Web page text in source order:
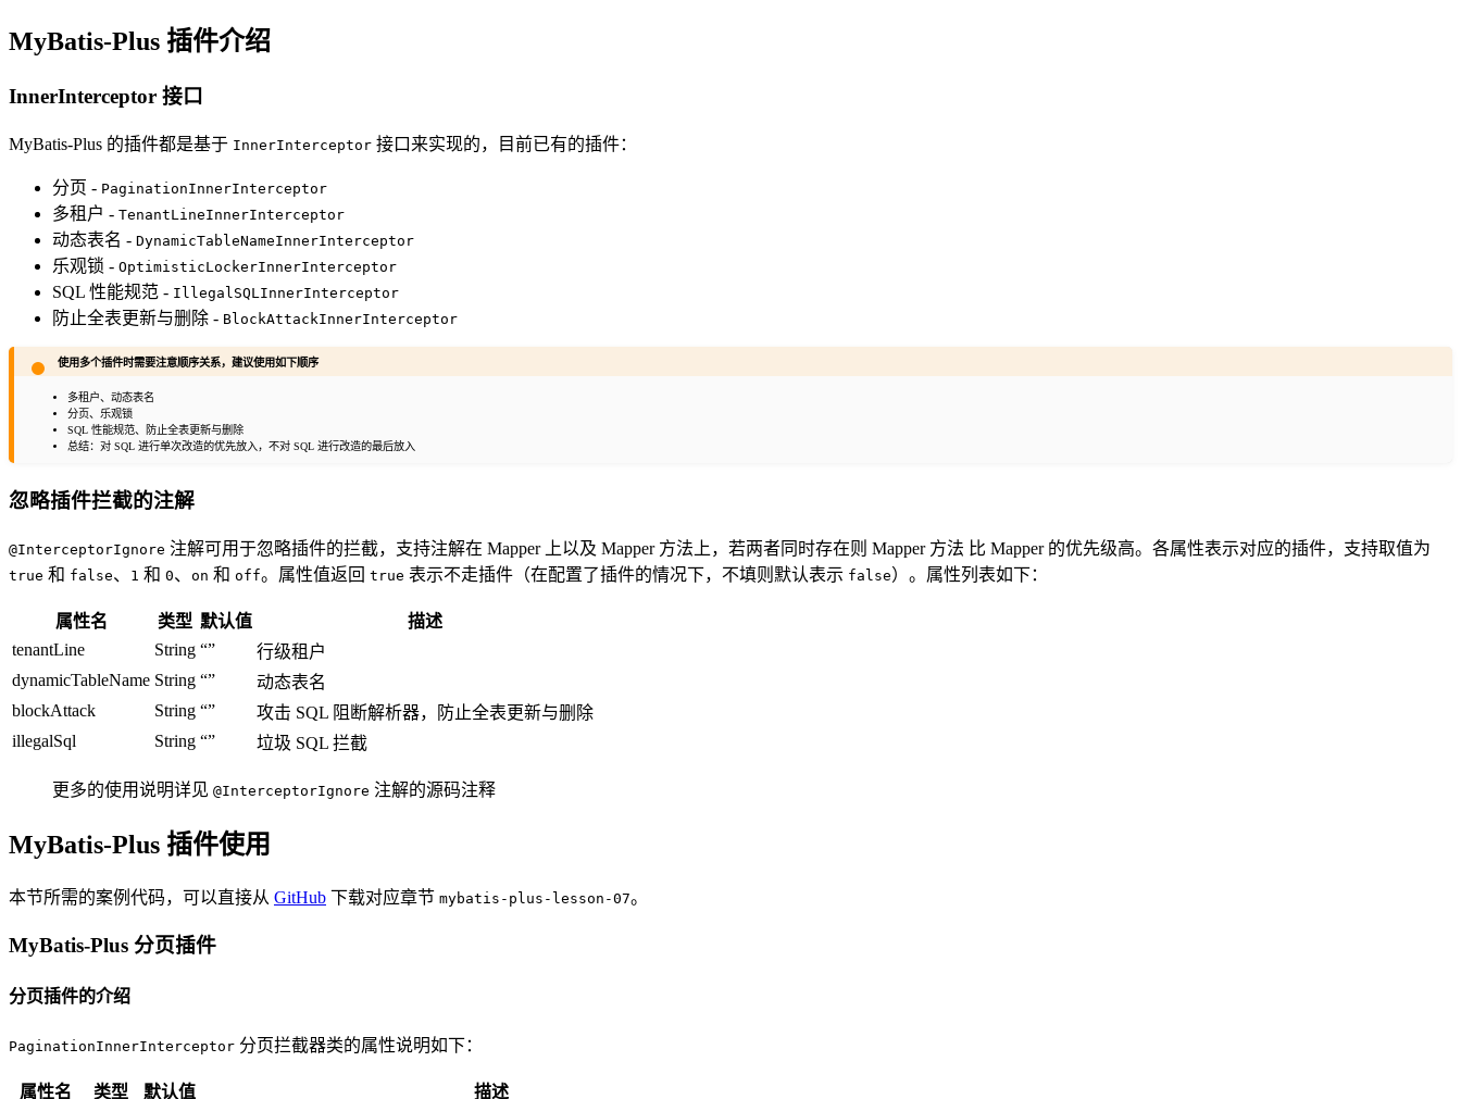
MyBatis-Plus 插件介绍
InnerInterceptor 接口
MyBatis-Plus 的插件都是基于 InnerInterceptor 接口来实现的，目前已有的插件：
分页 - PaginationInnerInterceptor
多租户 - TenantLineInnerInterceptor
动态表名 - DynamicTableNameInnerInterceptor
乐观锁 - OptimisticLockerInnerInterceptor
SQL 性能规范 - IllegalSQLInnerInterceptor
防止全表更新与删除 - BlockAttackInnerInterceptor
使用多个插件时需要注意顺序关系，建议使用如下顺序
多租户、动态表名
分页、乐观锁
SQL 性能规范、防止全表更新与删除
总结：对 SQL 进行单次改造的优先放入，不对 SQL 进行改造的最后放入
忽略插件拦截的注解
@InterceptorIgnore 注解可用于忽略插件的拦截，支持注解在 Mapper 上以及 Mapper 方法上，若两者同时存在则 Mapper 方法 比 Mapper 的优先级高。各属性表示对应的插件，支持取值为
true 和 false、 1 和 0、 on 和 off。属性值返回 true 表示不走插件（在配置了插件的情况下，不填则默认表示 false）。属性列表如下：
属性名 类型 默认值
描述
tenantLine
String “”
行级租户
dynamicTableName String “”
动态表名
blockAttack
String “”
攻击 SQL 阻断解析器，防止全表更新与删除
illegalSql
String “” 垃圾 SQL 拦截
更多的使用说明详见 @InterceptorIgnore 注解的源码注释
MyBatis-Plus 插件使用
本节所需的案例代码，可以直接从 GitHub 下载对应章节 mybatis-plus-lesson-07。
MyBatis-Plus 分页插件
分页插件的介绍
PaginationInnerInterceptor 分页拦截器类的属性说明如下：
属性名 类型 默认值
描述